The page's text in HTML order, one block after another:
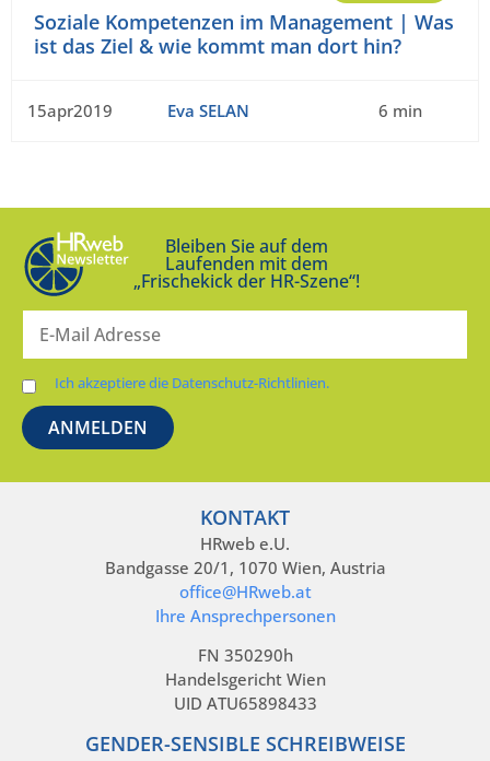
Soziale Kompetenzen im Management | Was
ist das Ziel & wie kommt man dort hin?
15apr2019 Eva SELAN 6 min
Bleiben Sie auf dem
Laufenden mit dem
„Frischekick der HR-Szene“!
Ich akzeptiere die Datenschutz-Richtlinien.
KONTAKT
HRweb e.U.
Bandgasse 20/1, 1070 Wien, Austria
office@HRweb.at
Ihre Ansprechpersonen
FN 350290h
Handelsgericht Wien
UID ATU65898433
GENDER-SENSIBLE SCHREIBWEISE